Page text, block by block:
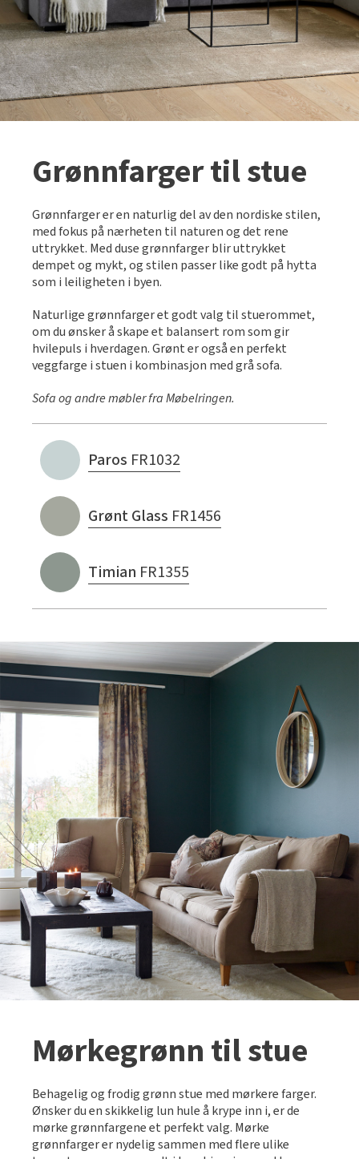
Grønnfarger til stue
Grønnfarger er en naturlig del av den nordiske stilen,
med fokus på nærheten til naturen og det rene
uttrykket. Med duse grønnfarger blir uttrykket
dempet og mykt, og stilen passer like godt på hytta
som i leiligheten i byen.
Naturlige grønnfarger et godt valg til stuerommet,
om du ønsker å skape et balansert rom som gir
hvilepuls i hverdagen. Grønt er også en perfekt
veggfarge i stuen i kombinasjon med grå sofa.
Sofa og andre møbler fra Møbelringen.
Paros FR1032
Grønt Glass FR1456
Timian FR1355
Mørkegrønn til stue
Behagelig og frodig grønn stue med mørkere farger.
Ønsker du en skikkelig lun hule å krype inn i, er de
mørke grønnfargene et perfekt valg. Mørke
grønnfarger er nydelig sammen med flere ulike